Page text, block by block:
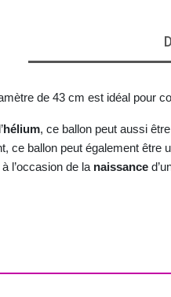
de 43 cm est idéal pour
hélium, ce ballon peut aussi être
ce ballon peut également être
l’occasion de la naissance